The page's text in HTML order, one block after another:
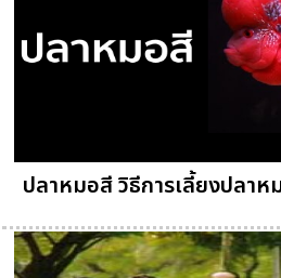
ปลาหมอสี วิธีการเลี้ยงปลา